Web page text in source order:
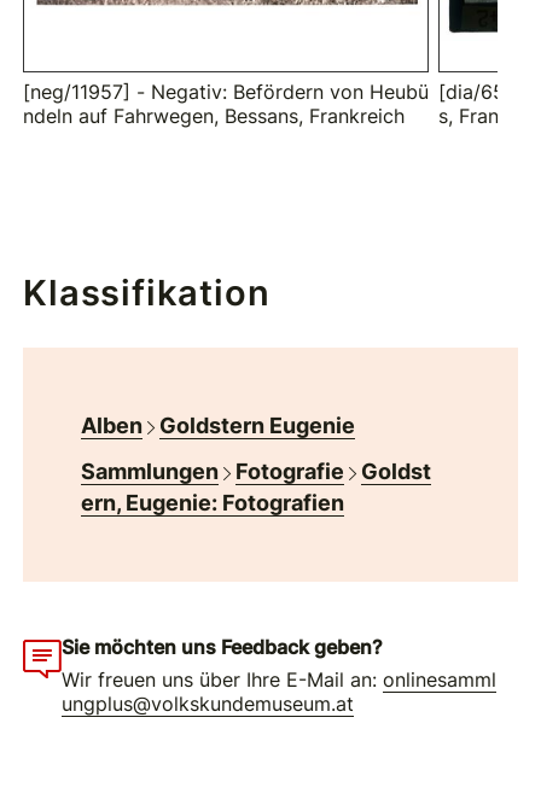
[neg/11957] - Negativ: Befördern von Heubü
ndeln auf Fahrwegen, Bessans, Frankreich
[dia/657] -
s,
Klassifikation
Alben
Goldstern Eugenie
Sammlungen
Fotografie
Goldst
ern, Eugenie: Fotografien
Sie möchten uns Feedback geben?
Wir freuen uns über Ihre E-Mail an:onlinesamml
ungplus@volkskundemuseum.at